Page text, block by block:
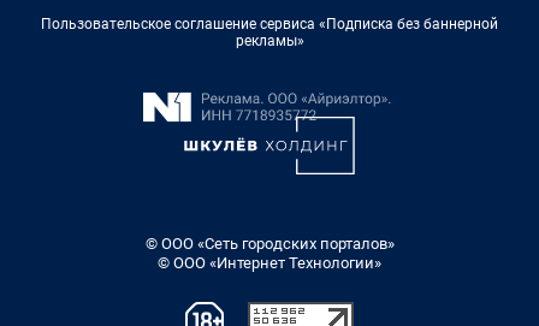
Пользовательское соглашение сервиса «Подписка без баннерной
рекламы»
© ООО «Сеть городских порталов»
© ООО «Интернет Технологии»